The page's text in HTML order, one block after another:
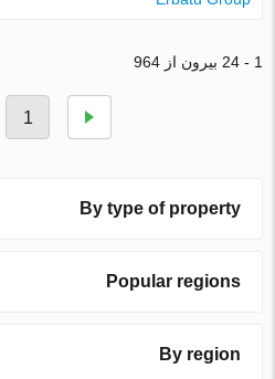
1 - 24 بیرون از 964
1
By type of property
Popular regions
By region